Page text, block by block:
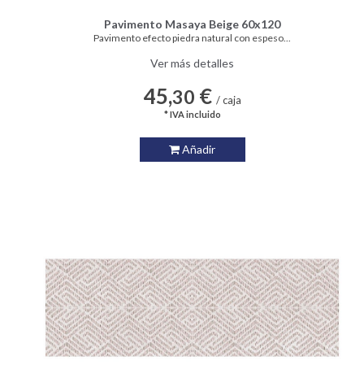
Pavimento Masaya Beige 60x120
Pavimento efecto piedra natural con espeso...
Ver más detalles
45,30 € / caja
* IVA incluido
Añadir